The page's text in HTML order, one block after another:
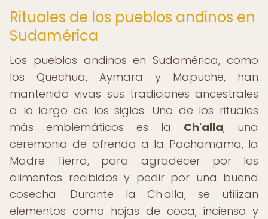
Rituales de los pueblos andinos en
Sudamérica
Los pueblos andinos en Sudamérica, como
los Quechua, Aymara y Mapuche, han
mantenido vivas sus tradiciones ancestrales
a lo largo de los siglos. Uno de los rituales
más emblemáticos es la Ch'alla, una
ceremonia de ofrenda a la Pachamama, la
Madre Tierra, para agradecer por los
alimentos recibidos y pedir por una buena
cosecha. Durante la Ch'alla, se utilizan
elementos como hojas de coca, incienso y